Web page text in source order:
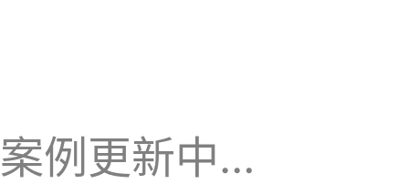
案例更新中…